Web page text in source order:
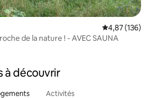
Évaluation
4,87 (136)
de la nature ! - AVEC SAUNA
à découvrir
Activités